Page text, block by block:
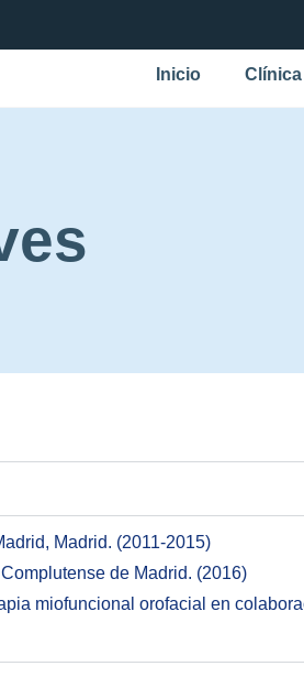
Inicio Clínica
Madrid. (2011-2015)
de Madrid. (2016)
miofuncional orofacial en